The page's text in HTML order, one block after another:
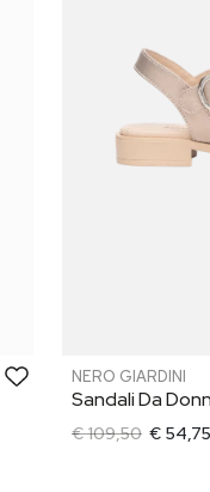
NERO GIARDINI
Sandali Da
€ 109,50 € 54,75